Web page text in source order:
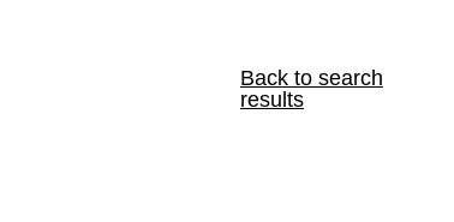
Back to search
results